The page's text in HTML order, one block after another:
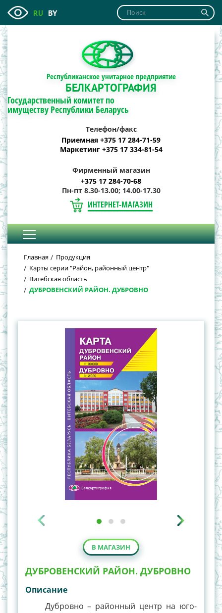
RU BY
Республиканское унитарное предприятие
БЕЛКАРТОГРАФИЯ
Государственный комитет по
имуществу Республики Беларусь
Телефон/факс
Приемная +375 17 284-71-59
Маркетинг +375 17 334-81-54
Фирменный магазин
+375 17 284-70-68
Пн-пт 8.30-13.00; 14.00-17.30
ИНТЕРНЕТ-МАГАЗИН
Главная
Продукция
Карты серии "Район, районный центр"
Витебская область
ДУБРОВЕНСКИЙ РАЙОН. ДУБРОВНО
В МАГАЗИН
ДУБРОВЕНСКИЙ РАЙОН. ДУБРОВНО
Описание
Дубровно – районный центр на юго-